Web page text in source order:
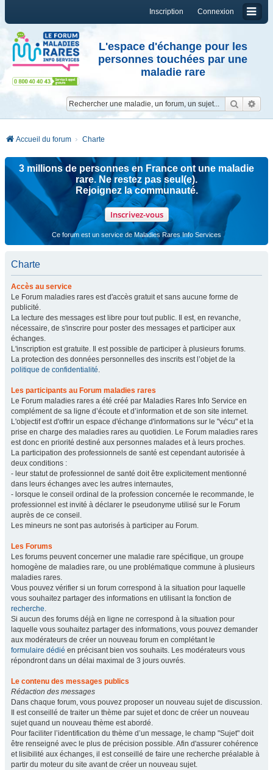
Connexion
Inscription
L'espace d'échange pour les
personnes touchées par une
maladie rare
Accueil du forum Charte
3 millions de personnes en France ont une maladie
rare. Ne restez pas seul(e).
Rejoignez la communauté.
Inscrivez-vous
Ce forum est un service de Maladies Rares Info Services
Charte
Accès au service
Le Forum maladies rares est d'accès gratuit et sans aucune forme de
publicité.
La lecture des messages est libre pour tout public. Il est, en revanche,
nécessaire, de s'inscrire pour poster des messages et participer aux
échanges.
L'inscription est gratuite. Il est possible de participer à plusieurs forums.
La protection des données personnelles des inscrits est l’objet de la
politique de confidentialité.
Les participants au Forum maladies rares
Le Forum maladies rares a été créé par Maladies Rares Info Service en
complément de sa ligne d’écoute et d’information et de son site internet.
L'objectif est d'offrir un espace d'échange d'informations sur le "vécu" et la
prise en charge des maladies rares au quotidien. Le Forum maladies rares
est donc en priorité destiné aux personnes malades et à leurs proches.
La participation des professionnels de santé est cependant autorisée à
deux conditions :
- leur statut de professionnel de santé doit être explicitement mentionné
dans leurs échanges avec les autres internautes,
- lorsque le conseil ordinal de la profession concernée le recommande, le
professionnel est invité à déclarer le pseudonyme utilisé sur le Forum
auprès de ce conseil.
Les mineurs ne sont pas autorisés à participer au Forum.
Les Forums
Les forums peuvent concerner une maladie rare spécifique, un groupe
homogène de maladies rare, ou une problématique commune à plusieurs
maladies rares.
Vous pouvez vérifier si un forum correspond à la situation pour laquelle
vous souhaitez partager des informations en utilisant la fonction de
recherche.
Si aucun des forums déjà en ligne ne correspond à la situation pour
laquelle vous souhaitez partager des informations, vous pouvez demander
aux modérateurs de créer un nouveau forum en complétant le
formulaire dédié en précisant bien vos souhaits. Les modérateurs vous
répondront dans un délai maximal de 3 jours ouvrés.
Le contenu des messages publics
Rédaction des messages
Dans chaque forum, vous pouvez proposer un nouveau sujet de discussion.
Il est conseillé de traiter un thème par sujet et donc de créer un nouveau
sujet quand un nouveau thème est abordé.
Pour faciliter l’identification du thème d’un message, le champ "Sujet" doit
être renseigné avec le plus de précision possible. Afin d'assurer cohérence
et lisibilité aux échanges, il est conseillé de faire une recherche préalable à
partir du moteur du site avant de créer un nouveau sujet.